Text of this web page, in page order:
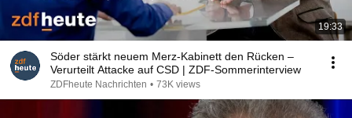
19:33
Söder stärkt neuem Merz-Kabinett den Rücken –
Verurteilt Attacke auf CSD | ZDF-Sommerinterview
ZDFheute Nachrichten • 73K views